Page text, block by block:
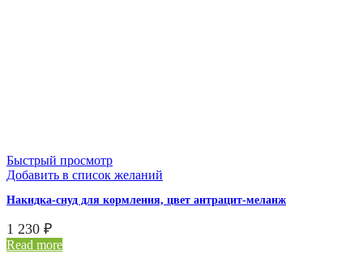
Быстрый просмотр
Добавить в список желаний
Накидка-снуд для кормления, цвет антрацит-меланж
1 230 ₽
Read more